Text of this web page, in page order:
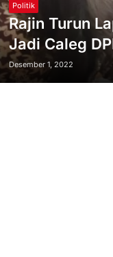
Politik
Rajin Turun
Jadi Caleg
Desember 1, 2022